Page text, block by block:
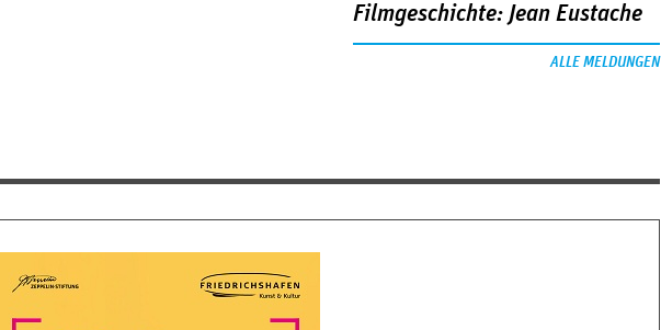
Filmgeschichte: Jean Eustache
ALLE MELDUNGEN